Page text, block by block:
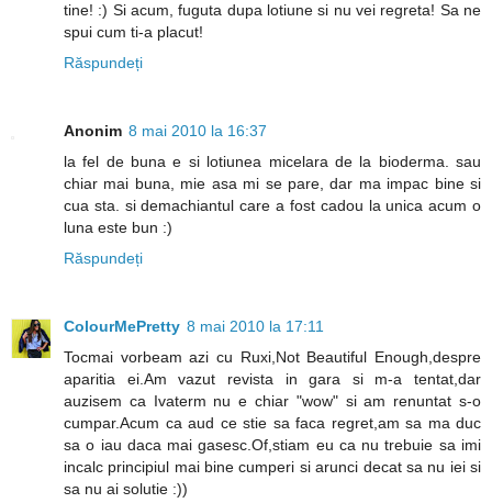
tine! :) Si acum, fuguta dupa lotiune si nu vei regreta! Sa ne
spui cum ti-a placut!
Răspundeți
Anonim 8 mai 2010 la 16:37
la fel de buna e si lotiunea micelara de la bioderma. sau
chiar mai buna, mie asa mi se pare, dar ma impac bine si
cua sta. si demachiantul care a fost cadou la unica acum o
luna este bun :)
Răspundeți
ColourMePretty 8 mai 2010 la 17:11
Tocmai vorbeam azi cu Ruxi,Not Beautiful Enough,despre
aparitia ei.Am vazut revista in gara si m-a tentat,dar
auzisem ca Ivaterm nu e chiar "wow" si am renuntat s-o
cumpar.Acum ca aud ce stie sa faca regret,am sa ma duc
sa o iau daca mai gasesc.Of,stiam eu ca nu trebuie sa imi
incalc principiul mai bine cumperi si arunci decat sa nu iei si
sa nu ai solutie :))